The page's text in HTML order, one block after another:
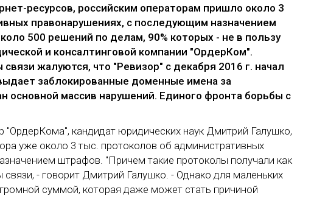
ресурсов, российским операторам пришло около 3
правонарушениях, с последующим назначением
500 решений по делам, 90% которых - не в пользу
и консалтинговой компании "ОрдерКом".
жалуются, что "Ревизор" с декабря 2016 г. начал
заблокированные доменные имена за
основной массив нарушений. Единого фронта борьбы с
"ОрдерКома", кандидат юридических наук Дмитрий Галушко,
уже около 3 тыс. протоколов об административных
штрафов. "Причем такие протоколы получали как
- говорит Дмитрий Галушко. - Однако для маленьких
суммой, которая даже может стать причиной